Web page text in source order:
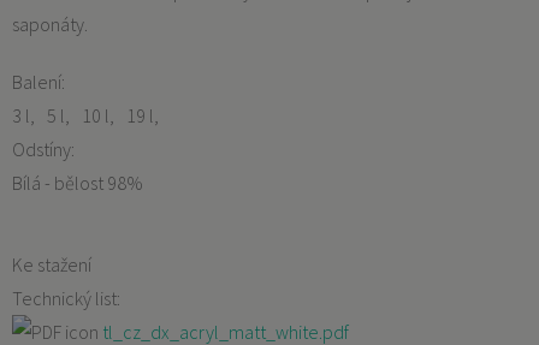
saponáty.
Balení:
3 l
5 l 10 l
19 l
Odstíny:
Bílá - bělost 98%
Ke stažení
Technický list:
tl_cz_dx_acryl_matt_white.pdf